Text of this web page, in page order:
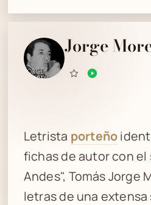
Jorge
Letrista porteño
fichas de autor con el
Andes", Tomás Jorge
letras de una